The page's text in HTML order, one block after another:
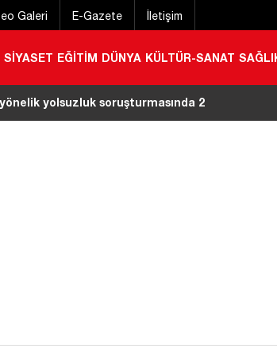
Galeri E-Gazete İletişim
SİYASET EĞİTİM DÜNYA KÜLTÜR-SANAT
yolsuzluk soruşturmasında 2